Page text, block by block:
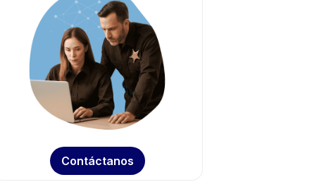
Contáctanos